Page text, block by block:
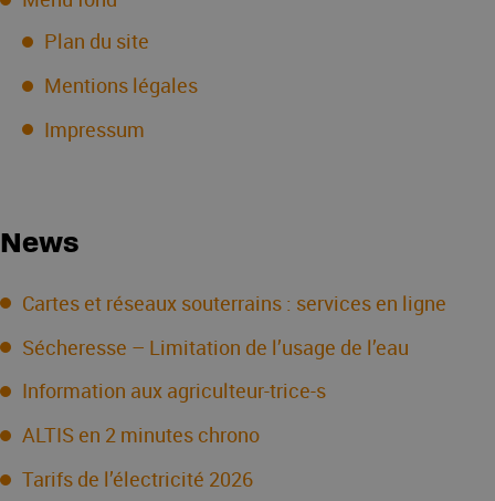
Plan du site
Mentions légales
Impressum
News
Cartes et réseaux souterrains : services en ligne
Sécheresse – Limitation de l’usage de l’eau
Information aux agriculteur-trice-s
ALTIS en 2 minutes chrono
Tarifs de l’électricité 2026